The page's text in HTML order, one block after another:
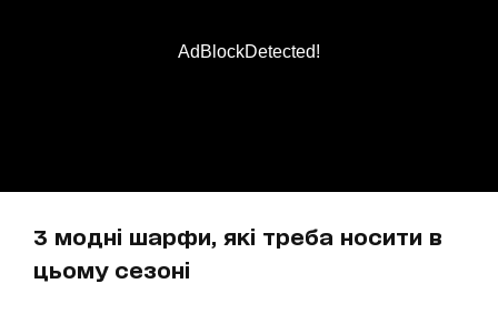
3 модні шарфи, які треба носити в
цьому сезоні
AdBlockDetected!